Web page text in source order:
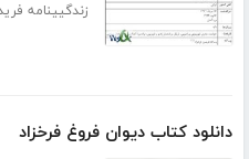
زندگیینامه
دانلود کتاب دیوان فروغ فرخزاد